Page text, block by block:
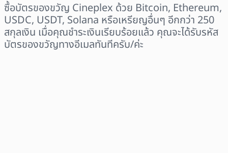
ซื้อบัตรของขวัญ Cineplex ด้วย Bitcoin, Ethereum,
USDC, USDT, Solana หรือเหรียญอื่นๆ อีกกว่า 250
สกุลเงิน เมื่อคุณชำระเงินเรียบร้อยแล้ว คุณจะได้รับรหัส
บัตรของขวัญทางอีเมลทันทีครับ/ค่ะ